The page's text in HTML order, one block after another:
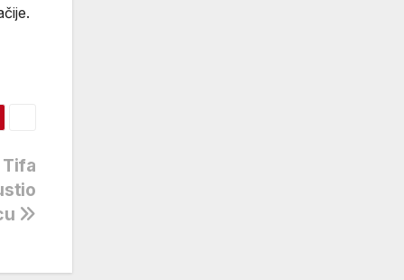
Tifa